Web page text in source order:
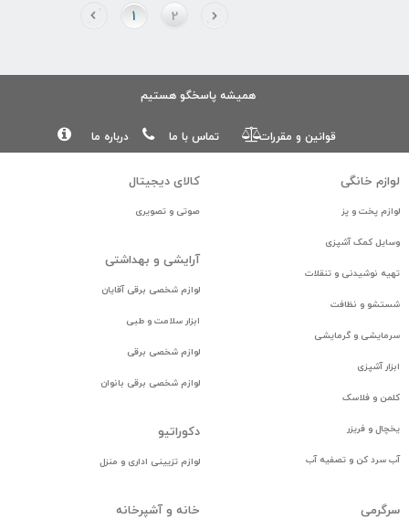
1 2
همیشه پاسخگو هستیم
درباره ما تماس با ما قوانین و مقررات
لوازم خانگی
لوازم پخت و پز
وسایل کمک آشپزی
تهیه نوشیدنی و تنقلات
شستشو و نظافت
سرمایشی و گرمایشی
ابزار آشپزی
کلمن و فلاسک
یخچال و فریزر
آب سرد کن و تصفیه آب
كالای ديجيتال
صوتی و تصویری
آرایشی و بهداشتی
لوازم شخصی برقی آقایان
ابزار سلامت و طبی
لوازم شخصی برقی
لوازم شخصی برقی بانوان
دكوراتيو
لوازم تزيينی اداری و منزل
سرگرمی خانه و آشپرخانه